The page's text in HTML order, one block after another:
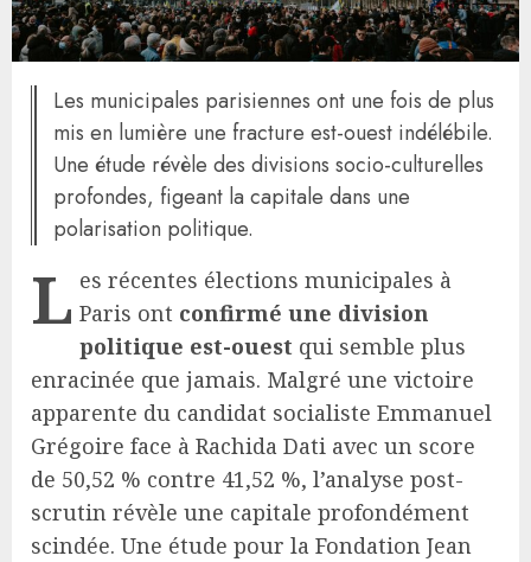
Les municipales parisiennes ont une fois de plus
mis en lumière une fracture est-ouest indélébile.
Une étude révèle des divisions socio-culturelles
profondes, figeant la capitale dans une
polarisation politique.
L es récentes élections municipales à
Paris ont confirmé une division
politique est-ouest qui semble plus
enracinée que jamais. Malgré une victoire
apparente du candidat socialiste Emmanuel
Grégoire face à Rachida Dati avec un score
de 50,52 % contre 41,52 %, l’analyse post-
scrutin révèle une capitale profondément
scindée. Une étude pour la Fondation Jean